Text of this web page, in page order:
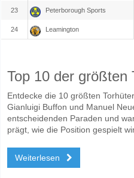
23 Peterborough Sports
24 Leamington
Top 10 der größten
Entdecke die 10 größten
Gianluigi Buffon und Manuel
entscheidenden Paraden und
prägt, wie die Position gespielt
Weiterlesen